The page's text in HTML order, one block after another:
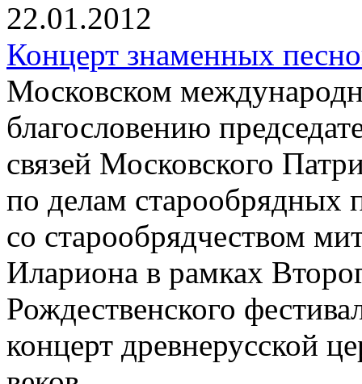
22.01.2012
Концерт знаменных
Московском
благословению
связей Московского
по делам старообрядных
со старообрядчеством
Илариона в рамках
Рождественского
концерт древнерусской